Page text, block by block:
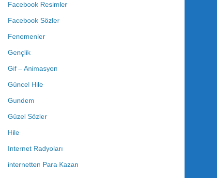
Facebook Resimler
Facebook Sözler
Fenomenler
Gençlik
Gif – Animasyon
Güncel Hile
Gundem
Güzel Sözler
Hile
Internet Radyoları
internetten Para Kazan